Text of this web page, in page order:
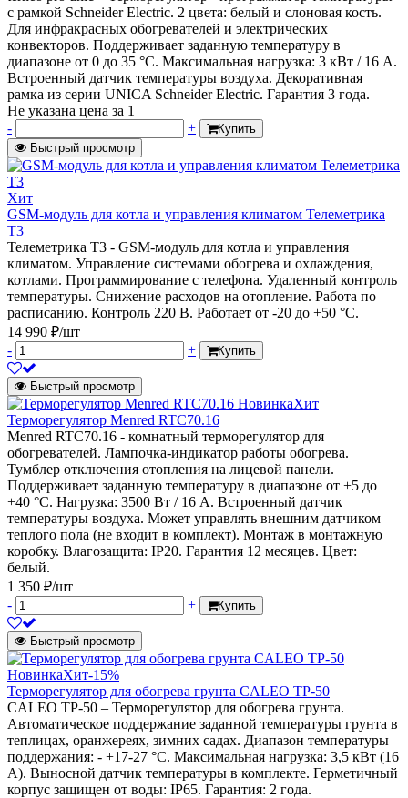
с рамкой Schneider Electric. 2 цвета: белый и слоновая кость.
Для инфракрасных обогревателей и электрических
конвекторов. Поддерживает заданную температуру в
диапазоне от 0 до 35 °С. Максимальная нагрузка: 3 кВт / 16 А.
Встроенный датчик температуры воздуха. Декоративная
рамка из серии UNICA Schneider Electric. Гарантия 3 года.
Не указана цена за 1
-
+
Купить
Быстрый просмотр
Хит
GSM-модуль для котла и управления климатом Телеметрика
Т3
Телеметрика Т3 - GSM-модуль для котла и управления
климатом. Управление системами обогрева и охлаждения,
котлами. Программирование с телефона. Удаленный контроль
температуры. Снижение расходов на отопление. Работа по
расписанию. Контроль 220 В. Работает от -20 до +50 °С.
14 990 ₽/шт
-
+ Купить
Быстрый просмотр
НовинкаХит
Терморегулятор Menred RTC70.16
Menred RTC70.16 - комнатный терморегулятор для
обогревателей. Лампочка-индикатор работы обогрева.
Тумблер отключения отопления на лицевой панели.
Поддерживает заданную температуру в диапазоне от +5 до
+40 °С. Нагрузка: 3500 Вт / 16 А. Встроенный датчик
температуры воздуха. Может управлять внешним датчиком
теплого пола (не входит в комплект). Монтаж в монтажную
коробку. Влагозащита: IP20. Гарантия 12 месяцев. Цвет:
белый.
1 350 ₽/шт
-
+ Купить
Быстрый просмотр
НовинкаХит-15%
Терморегулятор для обогрева грунта CALEO ТР-50
CALEO ТР-50 – Терморегулятор для обогрева грунта.
Автоматическое поддержание заданной температуры грунта в
теплицах, оранжереях, зимних садах. Диапазон температуры
поддержания: - +17-27 °С. Максимальная нагрузка: 3,5 кВт (16
А). Выносной датчик температуры в комплекте. Герметичный
корпус защищен от воды: IP65. Гарантия: 2 года.